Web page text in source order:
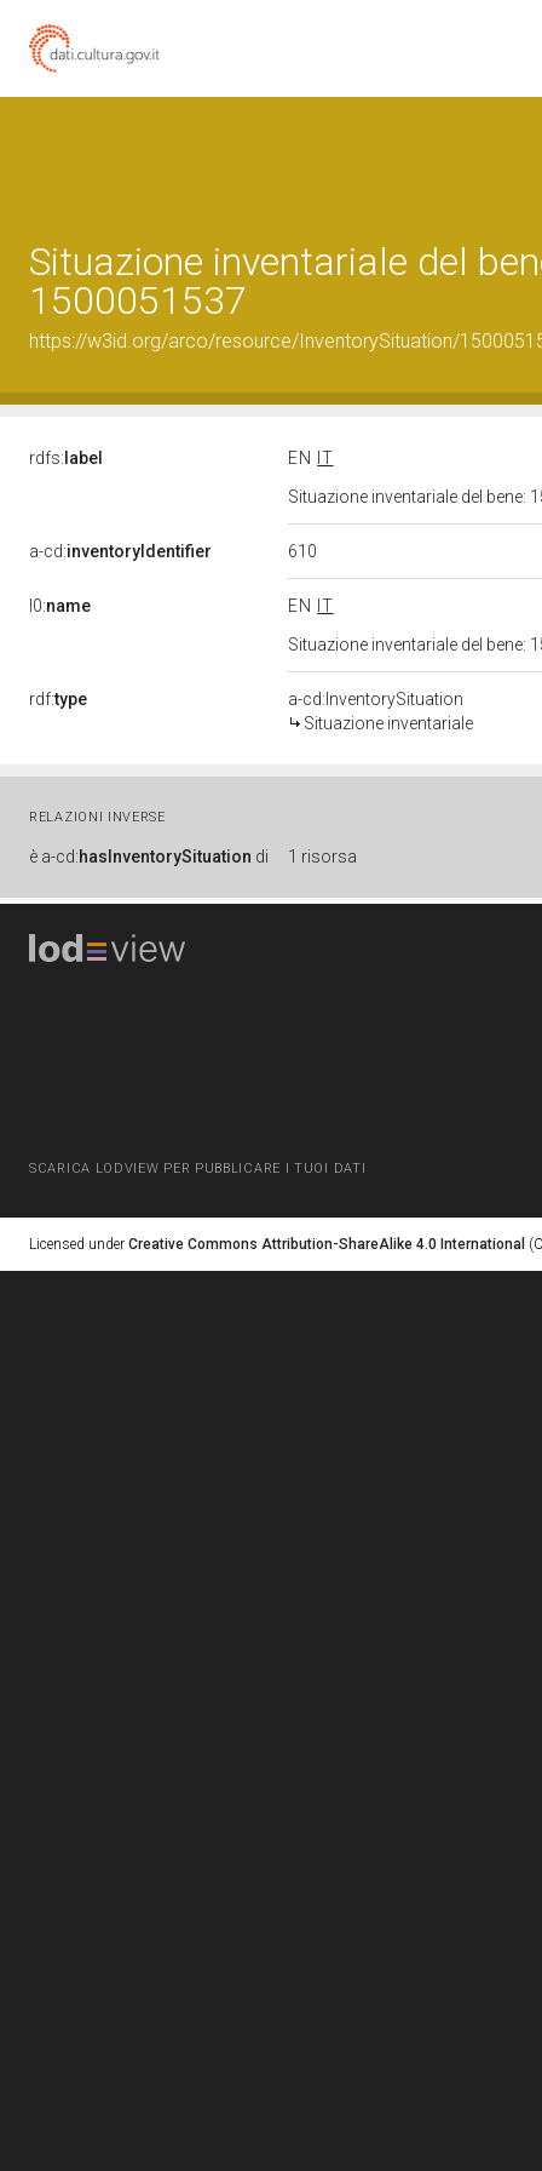
Situazione inventariale del
1500051537
https://w3id.org/arco/resource/InventorySituation/
rdfs: label EN
IT
Situazione inventariale del bene:
a-cd:inventoryIdentifier 610
l0:name EN
IT
Situazione inventariale del bene:
rdf:type
a-cd:InventorySituation
Situazione inventariale
RELAZIONI INVERSE
è a-cd:hasInventorySituation di 1 risorsa
SCARICA LODVIEW PER PUBBLICARE I TUOI DATI
Licensed under Creative Commons Attribution-ShareAlike 4.0 International